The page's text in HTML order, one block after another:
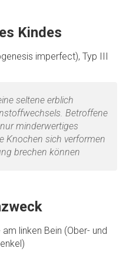
Kindes
imperfect), Typ III
seltene erblich
Betroffene
minderwertiges
Knochen sich verformen
brechen können
linken Bein (Ober- und